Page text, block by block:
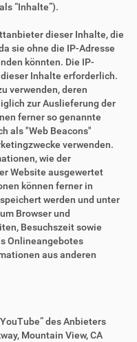
“Inhalte”).
dieser Inhalte, die
sie ohne die IP-Adresse
könnten. Die IP-
Inhalte erforderlich.
verwenden, deren
zur Auslieferung der
ferner so genannte
als "Web Beacons"
verwenden.
wie der
Website ausgewertet
können ferner in
werden und unter
Browser und
Besuchszeit sowie
Onlineangebotes
aus anderen
des Anbieters
Mountain View, CA